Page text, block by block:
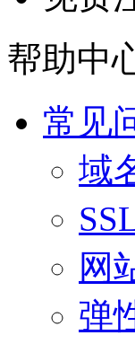
帮助中
常见
域
网
弹